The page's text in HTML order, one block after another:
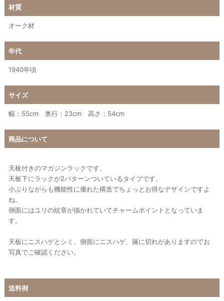
材質
オーク材
年代
1940年頃
サイズ
幅：55cm 奥行：23cm 高さ：54cm
商品について
天板付きのマガジンラックです。
天板下にラックが2パターンついているタイプです。
小ぶりながらも機能性に優れた構造でちょっとお得なデザインですよ
ね。
側面にはユリの紋章が描かれていてチャームポイントとなっていま
す。
天板にニスハゲとシミ、側面にニスハゲ、籐に切れがありますのでお
写真でご確認ください。
送料例